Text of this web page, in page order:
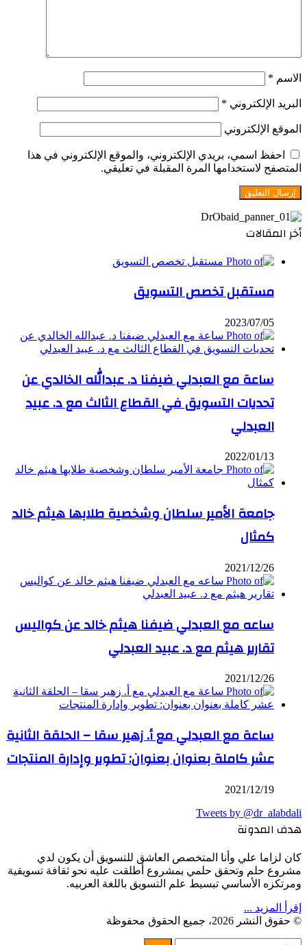
الاسم *
البريد الإلكتروني *
الموقع الإلكتروني
احفظ اسمي، بريدي الإلكتروني، والموقع الإلكتروني في هذا
المتصفح لاستخدامها المرة المقبلة في تعليقي.
أخر المقالات
مستقبل تخصص التسويق
2023/07/05
ساعة مع العبدلي ضيفنا د. عبدالله الخالدي عن
تحديات التسويق في القطاع الثالث مع د. عبيد
العبدلي
2022/01/13
جامعة الأمير سلطان وشخصية طلابها هيثم خالد
كمثال
2021/12/26
ساعه مع العبدلي ضيفنا هيثم خالد عن كواليس
تقارير هيثم مع د. عبيد العبدلي
2021/12/26
ساعة مع العبدلي مع أ. زهير سقا – الحلقة الثانية
عشر كاملة بعنوان بعنوان: تطوير وإدارة المنتجات
2021/12/19
Tweets by @dr_alabdali
هدف المدونة
كان لزاما علي وأنا المتخصص العاشق للتسويق أن يكون لدي
مشروع حلم وتحقق حلمي بمشروع أطلقت عليه نحو ثقافة تسويقية
ومرتكزه الأساسي تبسيط علم التسويق باللغة العربيه.
إقرأ المزيد ...
© حقوق النشر 2026، جميع الحقوق محفوظة